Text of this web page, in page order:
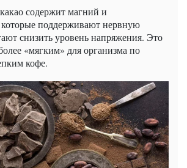
содержит магний и
поддерживают нервную
снизить уровень напряжения. Это
«мягким» для организма по
кофе.